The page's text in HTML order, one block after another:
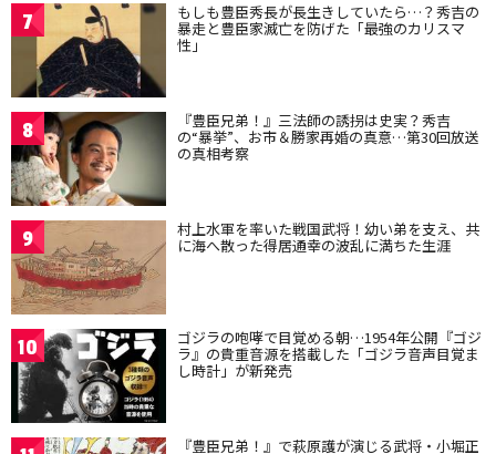
7 もしも豊臣秀長が長生きしていたら…？秀吉の
暴走と豊臣家滅亡を防げた「最強のカリスマ
性」
8 『豊臣兄弟！』三法師の誘拐は史実？秀吉
の“暴挙”、お市＆勝家再婚の真意…第30回放送
の真相考察
9 村上水軍を率いた戦国武将！幼い弟を支え、共
に海へ散った得居通幸の波乱に満ちた生涯
10 ゴジラの咆哮で目覚める朝…1954年公開『ゴジ
ラ』の貴重音源を搭載した「ゴジラ音声目覚ま
し時計」が新発売
『豊臣兄弟！』で萩原護が演じる武将・小堀正